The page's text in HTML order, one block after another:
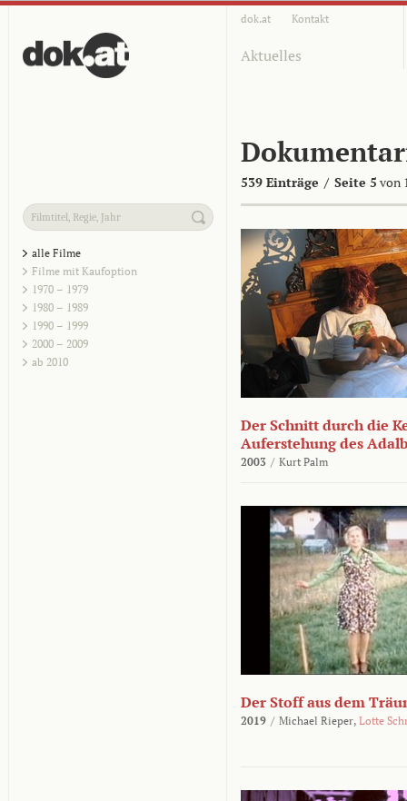
dok.at Kontakt
Aktuelles
539 Einträge / Seite 5 von
alle Filme
Filme mit Kaufoption
1970 – 1979
1980 – 1989
1990 – 1999
2000 – 2009
ab 2010
Der Schnitt durch die
Auferstehung des
2003 / Kurt Palm
Der Stoff aus dem
2019 / Michael Rieper, Lotte